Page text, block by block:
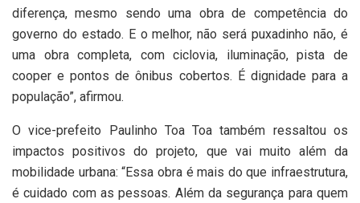
diferença, mesmo sendo uma obra de competência do
governo do estado. E o melhor, não será puxadinho não, é
uma obra completa, com ciclovia, iluminação, pista de
cooper e pontos de ônibus cobertos. É dignidade para a
população”, afirmou.
O vice-prefeito Paulinho Toa Toa também ressaltou os
impactos positivos do projeto, que vai muito além da
mobilidade urbana: “Essa obra é mais do que infraestrutura,
é cuidado com as pessoas. Além da segurança para quem